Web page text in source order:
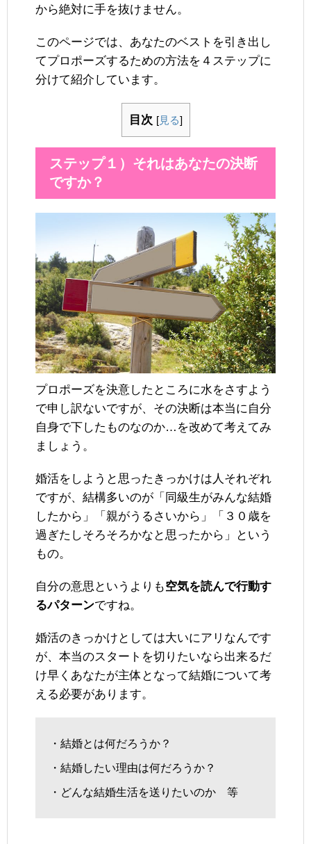
から絶対に手を抜けません。
このページでは、あなたのベストを引き出し
てプロポーズするための方法を４ステップに
分けて紹介しています。
目次 [見る]
ステップ１）それはあなたの決断
ですか？
プロポーズを決意したところに水をさすよう
で申し訳ないですが、その決断は本当に自分
自身で下したものなのか…を改めて考えてみ
ましょう。
婚活をしようと思ったきっかけは人それぞれ
ですが、結構多いのが「同級生がみんな結婚
したから」「親がうるさいから」「３０歳を
過ぎたしそろそろかなと思ったから」という
もの。
自分の意思というよりも空気を読んで行動す
るパターンですね。
婚活のきっかけとしては大いにアリなんです
が、本当のスタートを切りたいなら出来るだ
け早くあなたが主体となって結婚について考
える必要があります。
・結婚とは何だろうか？
・結婚したい理由は何だろうか？
・どんな結婚生活を送りたいのか 等